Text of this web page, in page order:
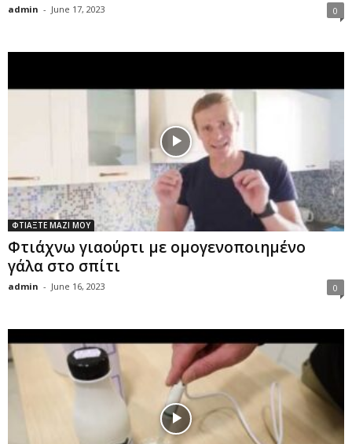
admin - June 17, 2023 0
ΦΤΙΑΞΤΕ ΜΑΖΙ ΜΟΥ
Φτιάχνω γιαούρτι με ομογενοποιημένο
γάλα στο σπίτι
admin - June 16, 2023 0